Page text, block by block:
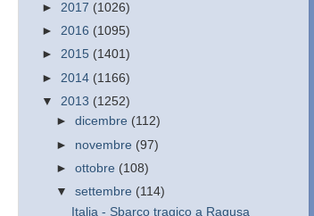
► 2017 (1026)
► 2016 (1095)
► 2015 (1401)
► 2014 (1166)
▼ 2013 (1252)
►dicembre (112)
► novembre (97)
►ottobre (108)
▼settembre (114)
Italia - Sbarco tragico a Ragusa